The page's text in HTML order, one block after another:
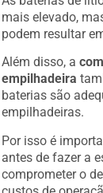
mais elevado,
podem resultar
Além disso, a
empilhadeira
baterias são
empilhadeiras.
Por isso é
antes de fazer a
comprometer o
custos de